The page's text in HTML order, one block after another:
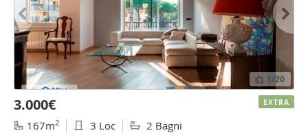
1/20
3.000€
167m2 3 Loc 2 Bagni
EXTRA